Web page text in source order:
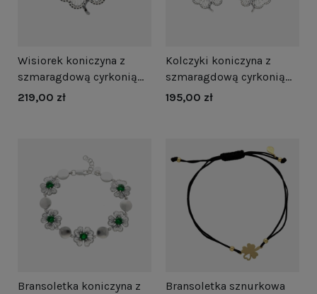
Wisiorek koniczyna z
szmaragdową cyrkonią
srebro oksydowane
219,00 zł
Kolczyki koniczyna z
szmaragdową cyrkonią
srebro oksydowane
195,00 zł
Bransoletka koniczyna z
Bransoletka sznurkowa